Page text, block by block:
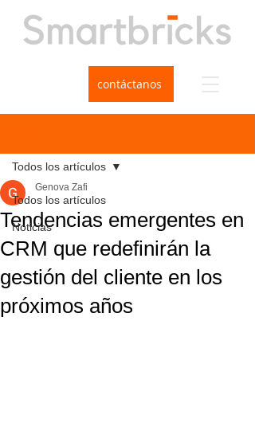
contáctanos
Todos los artículos
Noticias
Todos los artículos
Tendencias emergentes en
CRM que redefinirán la
gestión del cliente en los
próximos años
Genova Zafi